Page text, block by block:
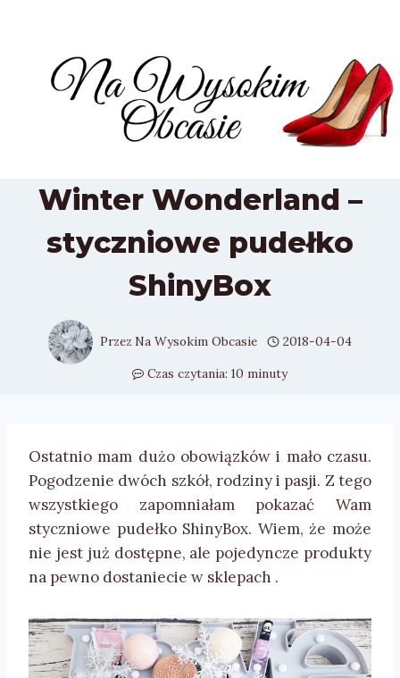
Winter Wonderland –
styczniowe pudełko
ShinyBox
Przez Na Wysokim Obcasie
2018-04-04
Czas czytania: 10 minuty
Ostatnio mam dużo obowiązków i mało czasu.
Pogodzenie dwóch szkół, rodziny i pasji. Z tego
wszystkiego zapomniałam pokazać Wam
styczniowe pudełko ShinyBox. Wiem, że może
nie jest już dostępne, ale pojedyncze produkty
na pewno dostaniecie w sklepach .